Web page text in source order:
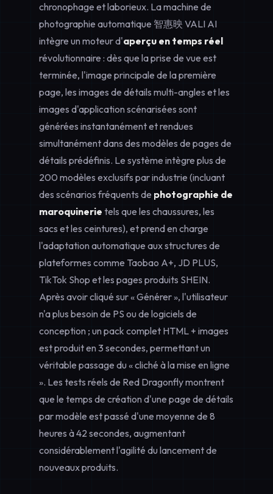
chronophage et laborieux. La machine de
photographie automatique 智惠映 VALI AI
intègre un moteur d'aperçu en temps réel
révolutionnaire : dès que la prise de vue est
terminée, l'image principale de la première
page, les images de détails multi-angles et les
images d'application scénarisées sont
générées instantanément et rendues
simultanément dans des modèles de pages de
détails prédéfinis. Le système intègre plus de
200 modèles exclusifs par industrie (incluant
des scénarios fréquents de photographie de
maroquinerie tels que les chaussures, les
sacs et les ceintures), et prend en charge
l'adaptation automatique aux structures de
plateformes comme Taobao A+, JD PLUS,
TikTok Shop et les pages produits SHEIN.
Après avoir cliqué sur « Générer », l'utilisateur
n'a plus besoin de PS ou de logiciels de
conception ; un pack complet HTML + images
est produit en 3 secondes, permettant un
véritable passage du « cliché à la mise en ligne
». Les tests réels de Red Dragonfly montrent
que le temps de création d'une page de détails
par modèle est passé d'une moyenne de 8
heures à 42 secondes, augmentant
considérablement l'agilité du lancement de
nouveaux produits.